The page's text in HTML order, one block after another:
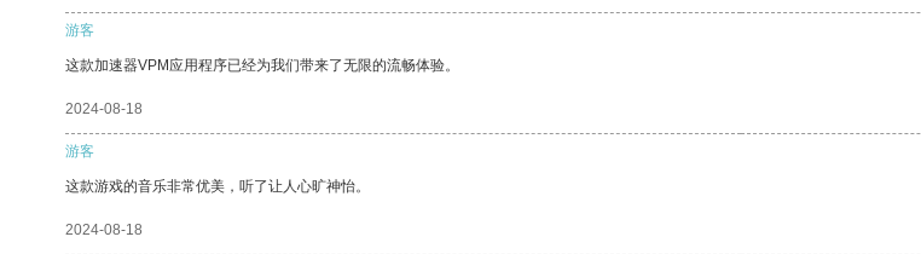
游客
这款加速器VPM应用程序已经为我们带来了无限的流畅体验。
2024-08-18
游客
这款游戏的音乐非常优美，听了让人心旷神怡。
2024-08-18